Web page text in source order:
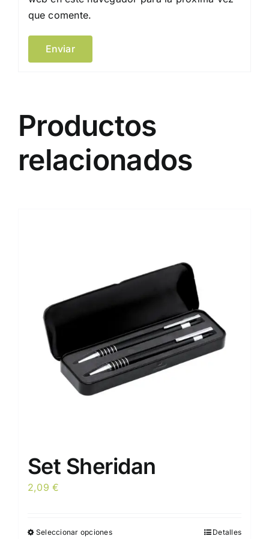
que comente.
Productos
relacionados
Set Sheridan
2,09€
Seleccionar opcionesEste
Detalles